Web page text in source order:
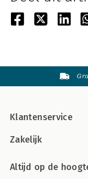
Klantenservice
Zakelijk
Altijd op de